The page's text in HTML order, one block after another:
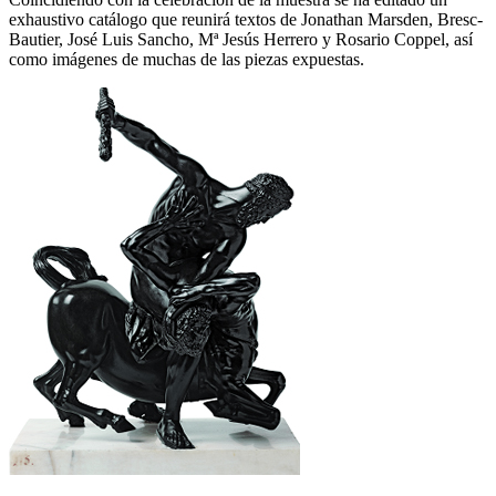
exhaustivo catálogo que reunirá textos de Jonathan Marsden, Bresc-
Bautier, José Luis Sancho, Mª Jesús Herrero y Rosario Coppel, así
como imágenes de muchas de las piezas expuestas.